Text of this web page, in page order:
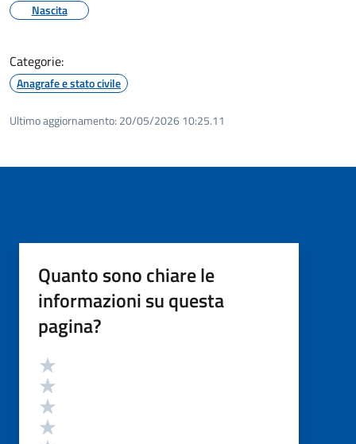
Nascita
Categorie:
Anagrafe e stato civile
Ultimo aggiornamento: 20/05/2026 10:25.11
Quanto sono chiare le
informazioni su questa
pagina?
Valutazione